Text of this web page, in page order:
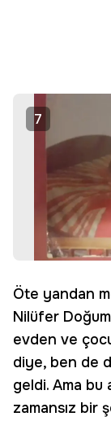
7
Öte yandan
Nilüfer
evden ve
diye, ben de
geldi. Ama bu
zamansız bir